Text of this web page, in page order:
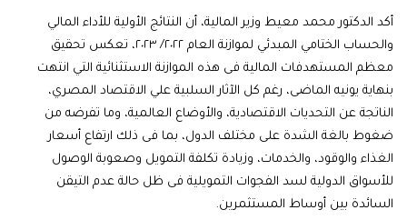
أكد الدكتور محمد معيط وزير المالية، أن النتائج الأولية للأداء المالي
والحساب الختامي المبدئي لموازنة العام ٢٠٢٢/ ٢٠٢٣، تعكس تحقيق
معظم المستهدفات المالية فى هذه الموازنة الاستثنائية التي انتهت
بنهاية يونيه الماضى، رغم كل الآثار السلبية علي الاقتصاد المصري،
الناتجة عن التحديات الاقتصادية، والأوضاع العالمية، وما تفرضه من
ضغوط بالغة الشدة على مختلف الدول، بما فى ذلك ارتفاع أسعار
الغذاء والوقود، والخدمات، وزيادة تكلفة التمويل وصعوبة الوصول
للأسواق الدولية لسد الفجوات التمويلية فى ظل حالة عدم التيقن
السائدة بين أوساط المستثمرين.